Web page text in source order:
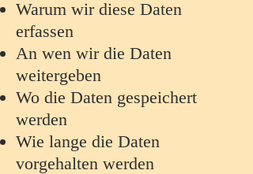
Warum wir diese Daten
erfassen
An wen wir die Daten
weitergeben
Wo die Daten gespeichert
werden
Wie lange die Daten
vorgehalten werden